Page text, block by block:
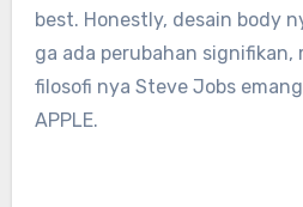
best. Honestly, desain body
ga ada perubahan signifikan,
filosofi nya Steve Jobs
APPLE.